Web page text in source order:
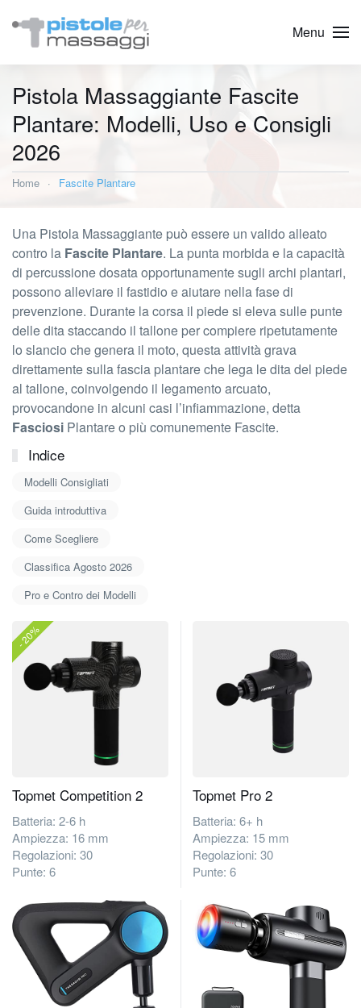
Menu
Pistola Massaggiante Fascite
Plantare: Modelli, Uso e Consigli
2026
Home Fascite Plantare
Una Pistola Massaggiante può essere un valido alleato
contro la Fascite Plantare. La punta morbida e la capacità
di percussione dosata opportunamente sugli archi plantari,
possono alleviare il fastidio e aiutare nella fase di
prevenzione. Durante la corsa il piede si eleva sulle punte
delle dita staccando il tallone per compiere ripetutamente
lo slancio che genera il moto, questa attività grava
direttamente sulla fascia plantare che lega le dita del piede
al tallone, coinvolgendo il legamento arcuato,
provocandone in alcuni casi l’infiammazione, detta
Fasciosi Plantare o più comunemente Fascite.
Indice
Modelli Consigliati
Guida introduttiva
Come Scegliere
Classifica Agosto 2026
Pro e Contro dei Modelli
Topmet Competition 2
Batteria: 2-6 h
Ampiezza: 16 mm
Regolazioni: 30
Punte: 6
Topmet Pro 2
Batteria: 6+ h
Ampiezza: 15 mm
Regolazioni: 30
Punte: 6